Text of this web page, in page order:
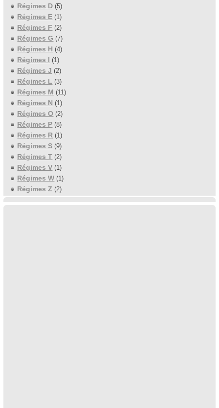
Régimes D (5)
Régimes E (1)
Régimes F (2)
Régimes G (7)
Régimes H (4)
Régimes I (1)
Régimes J (2)
Régimes L (3)
Régimes M (11)
Régimes N (1)
Régimes O (2)
Régimes P (8)
Régimes R (1)
Régimes S (9)
Régimes T (2)
Régimes V (1)
Régimes W (1)
Régimes Z (2)